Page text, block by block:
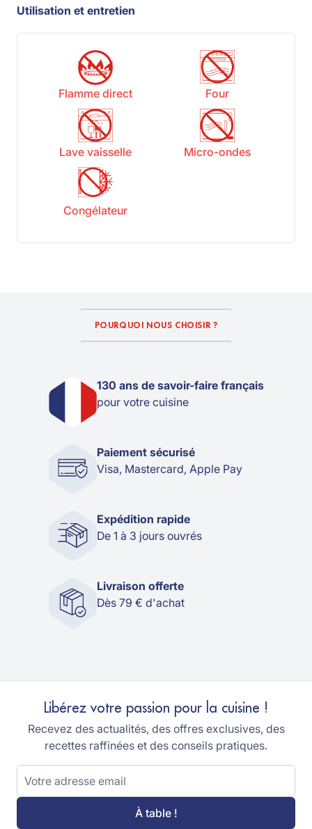
Utilisation et entretien
Flamme direct Four
Lave vaisselle Micro-ondes
Congélateur
POURQUOI NOUS CHOISIR ?
130 ans de savoir-faire français
pour votre cuisine
Paiement sécurisé
Visa, Mastercard, Apple Pay
Expédition rapide
De 1 à 3 jours ouvrés
Livraison offerte
Dès 79 € d'achat
Libérez votre passion pour la cuisine !
Recevez des actualités, des offres exclusives, des
recettes raffinées et des conseils pratiques.
Adresse email
À table !